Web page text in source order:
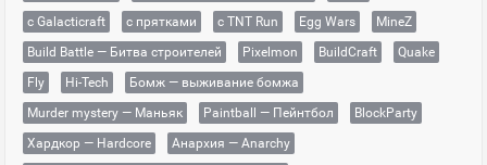
с Galacticraft
с прятками с TNT Run Egg Wars
MineZ
Build Battle — Битва строителей
Pixelmon BuildCraft
Quake
Fly
Hi-Tech
Бомж — выживание бомжа
Murder mystery — Маньяк
Paintball — Пейнтбол
BlockParty
Хардкор — Hardcore
Анархия — Anarchy